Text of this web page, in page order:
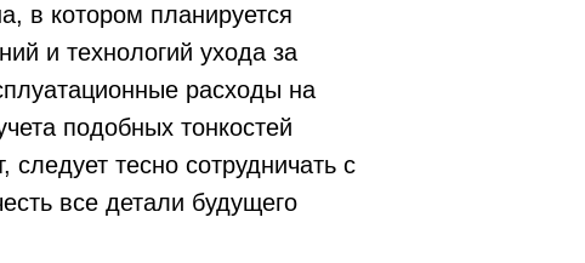
в котором планируется
и технологий ухода за
расходы на
подобных тонкостей
тесно сотрудничать с
все детали будущего